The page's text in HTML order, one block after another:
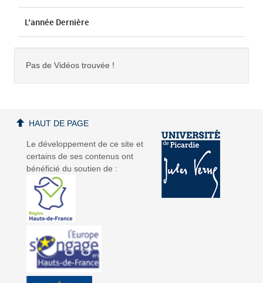
L'année Dernière
Pas de Vidéos trouvée !
Le développement de ce site et
certains de ses contenus ont
bénéficié du soutien de :
HAUT DE PAGE